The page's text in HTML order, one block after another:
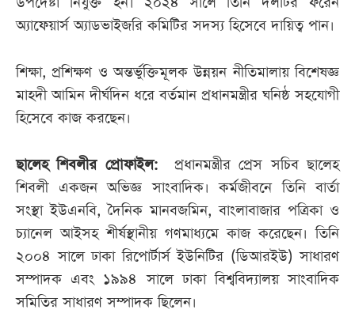
অ্যাফেয়ার্স অ্যাডভাইজরি কমিটির সদস্য হিসেবে দায়িত্ব পান।
শিক্ষা, প্রশিক্ষণ ও অন্তর্ভুক্তিমূলক উন্নয়ন নীতিমালায় বিশেষজ্ঞ
মাহদী আমিন দীর্ঘদিন ধরে বর্তমান প্রধানমন্ত্রীর ঘনিষ্ঠ সহযোগী
হিসেবে কাজ করছেন।
ছালেহ শিবলীর প্রোফাইল:প্রধানমন্ত্রীর প্রেস সচিব ছালেহ
শিবলী একজন অভিজ্ঞ সাংবাদিক। কর্মজীবনে তিনি বার্তা
সংস্থা ইউএনবি, দৈনিক মানবজমিন, বাংলাবাজার পত্রিকা ও
চ্যানেল আইসহ শীর্ষস্থানীয় গণমাধ্যমে কাজ করেছেন। তিনি
২০০৪ সালে ঢাকা রিপোর্টার্স ইউনিটির (ডিআরইউ) সাধারণ
সম্পাদক এবং ১৯৯৪ সালে ঢাকা বিশ্ববিদ্যালয় সাংবাদিক
সমিতির সাধারণ সম্পাদক ছিলেন।